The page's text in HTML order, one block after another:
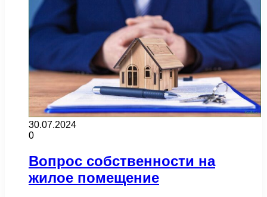
30.07.2024
0
Вопрос собственности на
жилое помещение